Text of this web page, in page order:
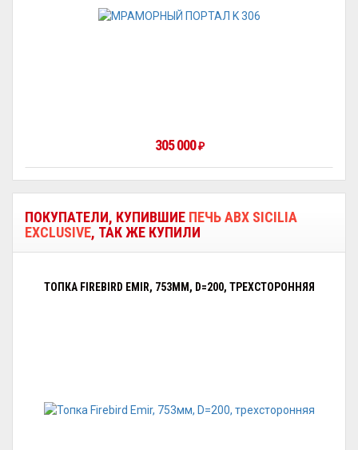
305 000 ₽
ПОКУПАТЕЛИ, КУПИВШИЕ ПЕЧЬ ABX SICILIA
EXCLUSIVE, ТАК ЖЕ КУПИЛИ
ТОПКА FIREBIRD EMIR, 753ММ, D=200, ТРЕХСТОРОННЯЯ